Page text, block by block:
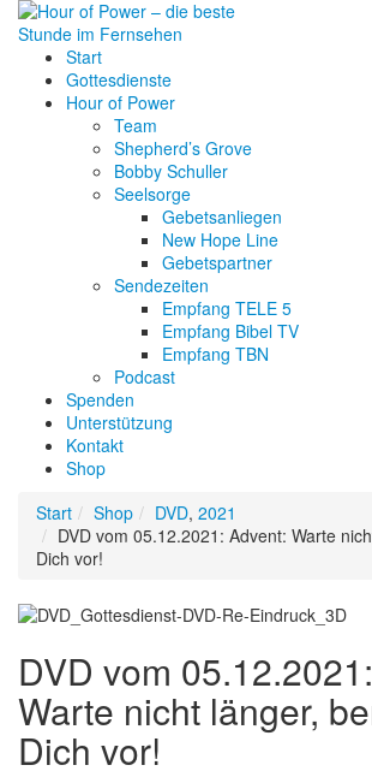
Start
Gottesdienste
Hour of Power
Team
Shepherd’s Grove
Bobby Schuller
Seelsorge
Gebetsanliegen
New Hope Line
Gebetspartner
Sendezeiten
Empfang TELE 5
Empfang Bibel TV
Empfang TBN
Podcast
Spenden
Unterstützung
Kontakt
Shop
Start
Shop DVD, 2021
DVD vom 05.12.2021: Advent: Warte
Dich vor!
DVD vom
Warte nicht länger,
Dich vor!